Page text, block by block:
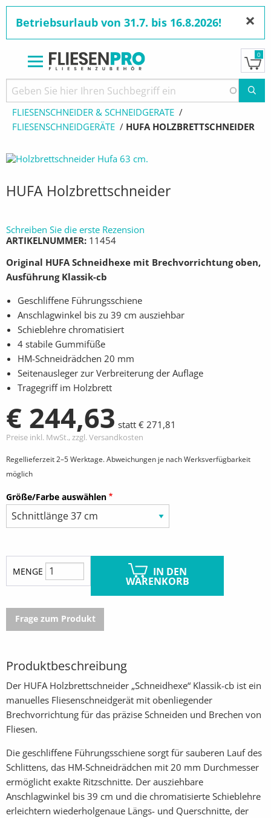
zum
Inhalt
Betriebsurlaub von 31.7. bis 16.8.2026! ×
0
Pfadnavigation
STARTSEITE
PRODUKTE
FLIESENSCHNEIDER & SCHNEIDGERÄTE
FLIESENSCHNEIDGERÄTE
AKTUELL:
HUFA HOLZBRETTSCHNEIDER
HUFA Holzbrettschneider
Schreiben Sie die erste Rezension
ARTIKELNUMMER 11454
Original HUFA Schneidhexe mit Brechvorrichtung oben,
Ausführung Klassik-cb
Geschliffene Führungsschiene
Anschlagwinkel bis zu 39 cm ausziehbar
Schieblehre chromatisiert
4 stabile Gummifüße
HM-Schneidrädchen 20 mm
Seitenausleger zur Verbreiterung der Auflage
Tragegriff im Holzbrett
€ 244,63 statt € 271,81
Preise inkl. MwSt., zzgl. Versandkosten
Regellieferzeit 2–5 Werktage. Abweichungen je nach Werksverfügbarkeit
möglich
Größe/Farbe auswählen
MENGE IN DEN
WARENKORB
Frage zum Produkt
Produktbeschreibung
Der HUFA Holzbrettschneider „Schneidhexe“ Klassik-cb ist ein
manuelles Fliesenschneidgerät mit obenliegender
Brechvorrichtung für das präzise Schneiden und Brechen von
Fliesen.
Die geschliffene Führungsschiene sorgt für sauberen Lauf des
Schlittens, das HM-Schneidrädchen mit 20 mm Durchmesser
ermöglicht exakte Ritzschnitte. Der ausziehbare
Anschlagwinkel bis 39 cm und die chromatisierte Schieblehre
erleichtern wiederholgenaue Längs- und Querschnitte, der